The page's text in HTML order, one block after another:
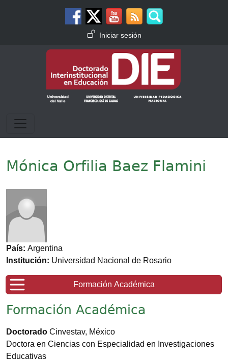
Menú de cuenta de usuario
Iniciar sesión
Mónica Orfilia Baez Flamini
País: Argentina
Institución: Universidad Nacional de Rosario
Formación Académica
Formación Académica
Doctorado Cinvestav, México
Doctora en Ciencias con Especialidad en Investigaciones
Educativas